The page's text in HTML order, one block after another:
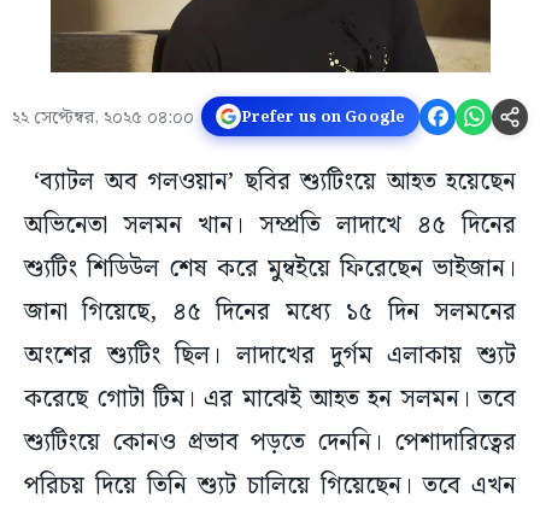
২২ সেপ্টেম্বর, ২০২৫ ০৪:০০ Prefer us on Google
‘ব্যাটল অব গলওয়ান’ ছবির শ্যুটিংয়ে আহত হয়েছেন
অভিনেতা সলমন খান। সম্প্রতি লাদাখে ৪৫ দিনের
শ্যুটিং শিডিউল শেষ করে মুম্বইয়ে ফিরেছেন ভাইজান।
জানা গিয়েছে, ৪৫ দিনের মধ্যে ১৫ দিন সলমনের
অংশের শ্যুটিং ছিল। লাদাখের দুর্গম এলাকায় শ্যুট
করেছে গোটা টিম। এর মাঝেই আহত হন সলমন। তবে
শ্যুটিংয়ে কোনও প্রভাব পড়তে দেননি। পেশাদারিত্বের
পরিচয় দিয়ে তিনি শ্যুট চালিয়ে গিয়েছেন। তবে এখন